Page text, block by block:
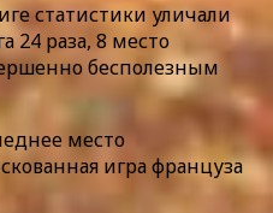
статистики уличали
24 раза, 8 место
бесполезным
место
игра француза